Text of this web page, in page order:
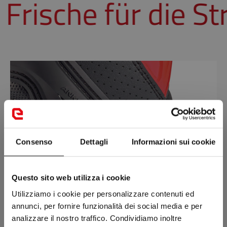
Consenso Dettagli Informazioni sui cookie
Questo sito web utilizza i cookie
Utilizziamo i cookie per personalizzare contenuti ed
annunci, per fornire funzionalità dei social media e per
analizzare il nostro traffico. Condividiamo inoltre
für die